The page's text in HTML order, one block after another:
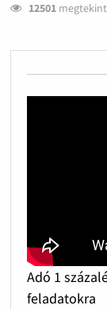
12501
Adó 1
feladatokra